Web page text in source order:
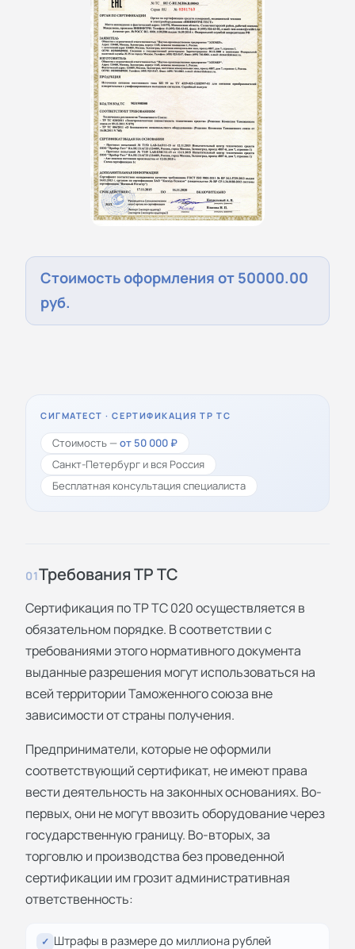
Стоимость оформления от 50000.00
руб.
СИГМАТЕСТ · СЕРТИФИКАЦИЯ ТР ТС
Стоимость —от 50 000 ₽
Санкт-Петербург и вся Россия
Бесплатная консультация специалиста
01Требования ТР ТС
Сертификация по ТР ТС 020 осуществляется в
обязательном порядке. В соответствии с
требованиями этого нормативного документа
выданные разрешения могут использоваться на
всей территории Таможенного союза вне
зависимости от страны получения.
Предприниматели, которые не оформили
соответствующий сертификат, не имеют права
вести деятельность на законных основаниях. Во-
первых, они не могут ввозить оборудование через
государственную границу. Во-вторых, за
торговлю и производства без проведенной
сертификации им грозит административная
ответственность:
✓ Штрафы в размере до миллиона рублей